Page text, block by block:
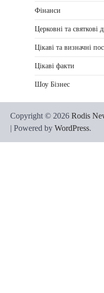
Фінанси
Церковні та святкові
Цікаві та визначні
Цікаві факти
Шоу Бізнес
Copyright © 2026 Rodis
| Powered by WordPress.